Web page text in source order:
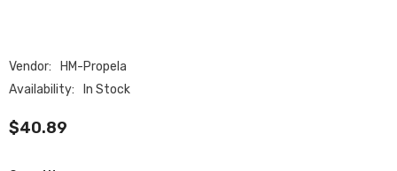
Vendor:
HM-Propela
Availability:
In Stock
$40.89